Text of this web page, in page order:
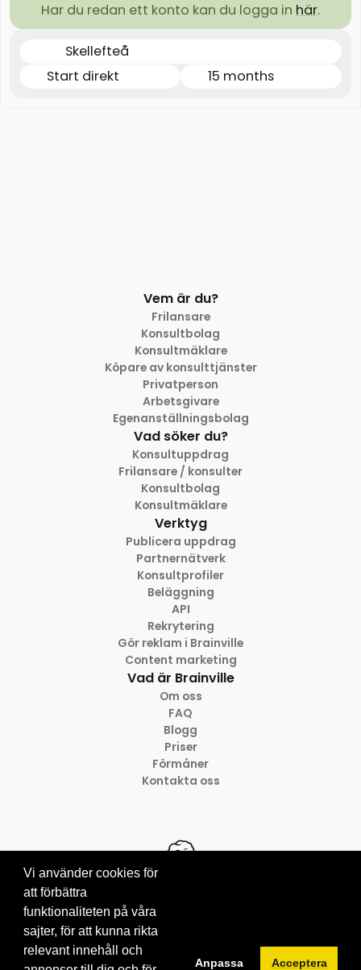
Har du redan ett konto kan du logga in här.
Skellefteå
Start direkt
15 months
Vem är du?
Frilansare
Konsultbolag
Konsultmäklare
Köpare av konsulttjänster
Privatperson
Arbetsgivare
Egenanställningsbolag
Vad söker du?
Konsultuppdrag
Frilansare / konsulter
Konsultbolag
Konsultmäklare
Verktyg
Publicera uppdrag
Partnernätverk
Konsultprofiler
Beläggning
API
Rekrytering
Gör reklam i Brainville
Content marketing
Vad är Brainville
Om oss
FAQ
Blogg
Priser
Förmåner
Kontakta oss
© 2012-2026 Brainville AB
Villkor för tjänsten
Cookies
Vi använder cookies för
att förbättra
funktionaliteten på våra
sajter, för att kunna rikta
relevant innehåll och
Anpassa Acceptera